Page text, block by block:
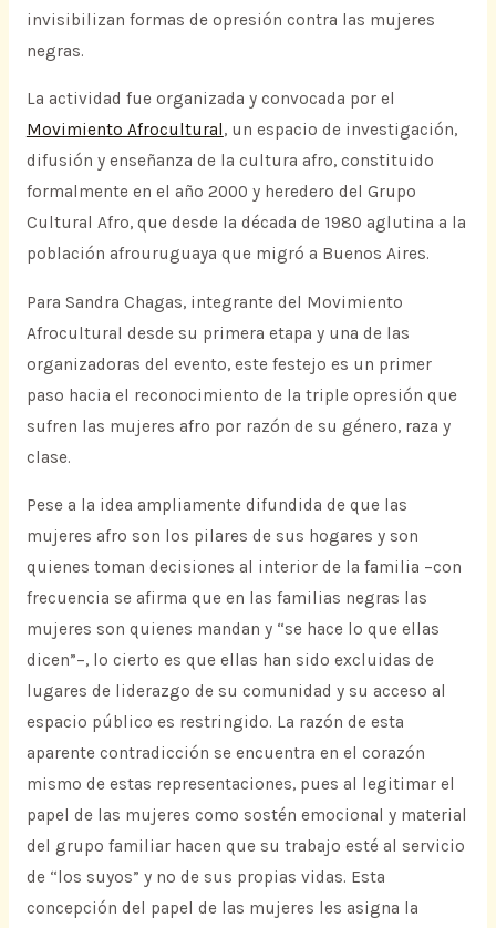
invisibilizan formas de opresión contra las mujeres
negras.
La actividad fue organizada y convocada por el
Movimiento Afrocultural , un espacio de investigación,
difusión y enseñanza de la cultura afro, constituido
formalmente en el año 2000 y heredero del Grupo
Cultural Afro, que desde la década de 1980 aglutina a la
población afrouruguaya que migró a Buenos Aires.
Para Sandra Chagas, integrante del Movimiento
Afrocultural desde su primera etapa y una de las
organizadoras del evento, este festejo es un primer
paso hacia el reconocimiento de la triple opresión que
sufren las mujeres afro por razón de su género, raza y
clase.
Pese a la idea ampliamente difundida de que las
mujeres afro son los pilares de sus hogares y son
quienes toman decisiones al interior de la familia –con
frecuencia se afirma que en las familias negras las
mujeres son quienes mandan y “se hace lo que ellas
dicen”–, lo cierto es que ellas han sido excluidas de
lugares de liderazgo de su comunidad y su acceso al
espacio público es restringido. La razón de esta
aparente contradicción se encuentra en el corazón
mismo de estas representaciones, pues al legitimar el
papel de las mujeres como sostén emocional y material
del grupo familiar hacen que su trabajo esté al servicio
de “los suyos” y no de sus propias vidas. Esta
concepción del papel de las mujeres les asigna la